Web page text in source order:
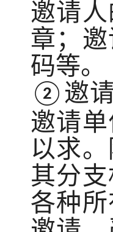
邀请
章；邀
码等。
② 邀
邀请
以求
其分
各种